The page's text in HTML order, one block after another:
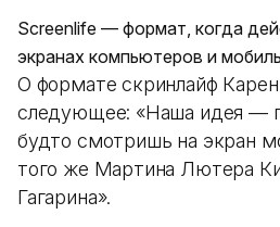
Screenlife — формат, когда
экранах компьютеров и
О формате скринлайф Карен
следующее: «Наша идея —
будто смотришь на экран
того же Мартина Лютера
Гагарина».